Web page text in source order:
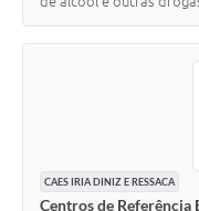
CAES IRIA DINIZ E RESSACA
Centros de Referência